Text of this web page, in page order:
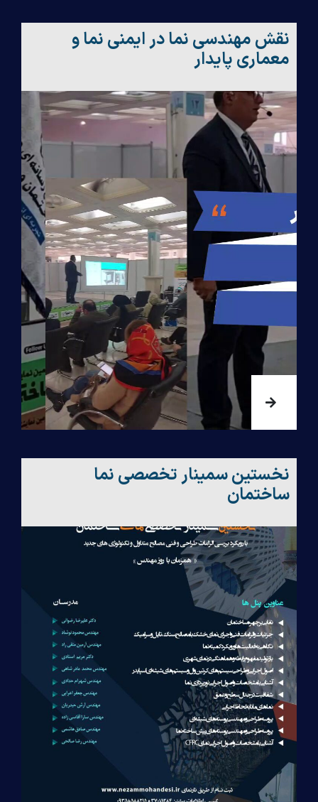
نقش مهندسی نما در ایمنی نما و
معماری پایدار
نخستین سمینار تخصصی نما
ساختمان